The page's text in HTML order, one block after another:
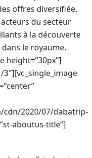
offres diversifiée.
du secteur
à la découverte
le royaume.
height=”30px”]
cdn/2020/07/dabatrip-
aboutus-title”]